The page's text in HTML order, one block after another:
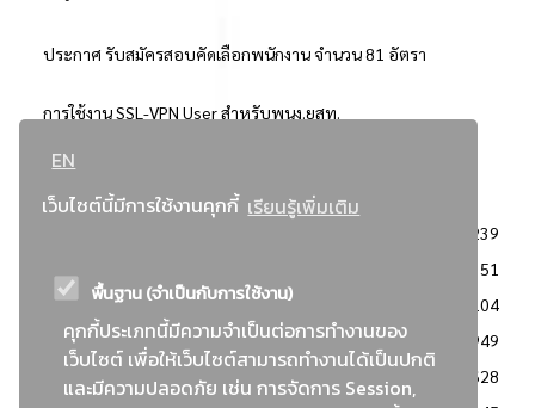
EN
เว็บไซต์นี้มีการใช้งานคุกกี้ เรียนรู้เพิ่มเติม
พื้นฐาน (จำเป็นกับการใช้งาน)
คุกกี้ประเภทนี้มีความจำเป็นต่อการทำงานของ
เว็บไซต์ เพื่อให้เว็บไซต์สามารถทำงานได้เป็นปกติ
และมีความปลอดภัย เช่น การจัดการ Session,
ประกาศ รับสมัครสอบคัดเลือกพนักงาน จำนวน 81 อัตรา
การใช้งาน SSL-VPN User สำหรับพนง.ยสท.
..ยอดนิยม..
3239
2351
: วิธีเฉพาะเจาะจง
2104
ข่าวสาร/ประกาศ
1949
: เอกสารส่งเสริมความโปร่งใสในการจัดซื้อจัดจ้าง
1628